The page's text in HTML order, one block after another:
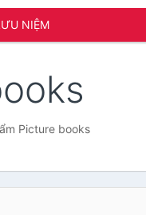
NIỆM
Picture books